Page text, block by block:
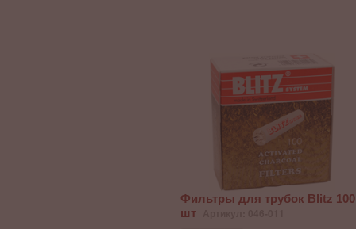
Фильтры для трубок Blitz 100
шт